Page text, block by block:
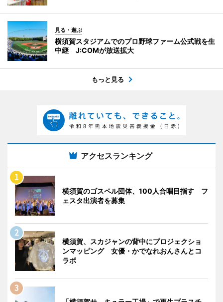
見る・遊ぶ
横須賀スタジアムでのプロ野球ファーム公式戦を生
中継 J:COMが放送拡大
もっと見る
アクセスランキング
横須賀のゴスペル団体、100人合唱目指す フ
ェスタ出演者を募集
横須賀、スカジャンの背中にプロジェクショ
ンマッピング 女優・かでなれおんさんとコ
ラボ